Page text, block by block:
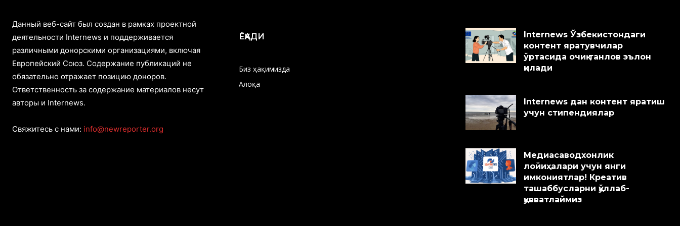
Данный веб-сайт был создан в рамках проектной
деятельности Internews и поддерживается
различными донорскими организациями, включая
Европейский Союз. Содержание публикаций не
обязательно отражает позицию доноров.
Ответственность за содержание материалов несут
авторы и Internews.
Свяжитесь с нами: info@newreporter.org
ЁҚАДИ
Биз ҳақимизда
Алоқа
Internews Ўзбекистондаги
контент яратувчилар
ўртасида очиқ танлов эълон
қилади
Internews дан контент яратиш
учун стипендиялар
Медиасаводхонлик
лойиҳалари учун янги
имкониятлар! Креатив
ташаббусларни қўллаб-
қувватлаймиз